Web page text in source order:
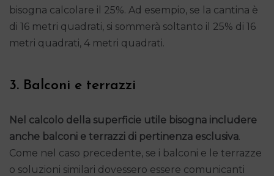
bisogna calcolare il 25%. Ad esempio, se la cantina è
di 16 metri quadrati, si sommerà soltanto il 25% di 16
metri quadrati, 4 metri quadrati.
3. Balconi e terrazzi
Nel calcolo della superficie utile bisogna includere
anche balconi e terrazzi di pertinenza esclusiva.
Come nel caso precedente, se i balconi e le terrazze
o soluzioni similari dovessero essere comunicanti